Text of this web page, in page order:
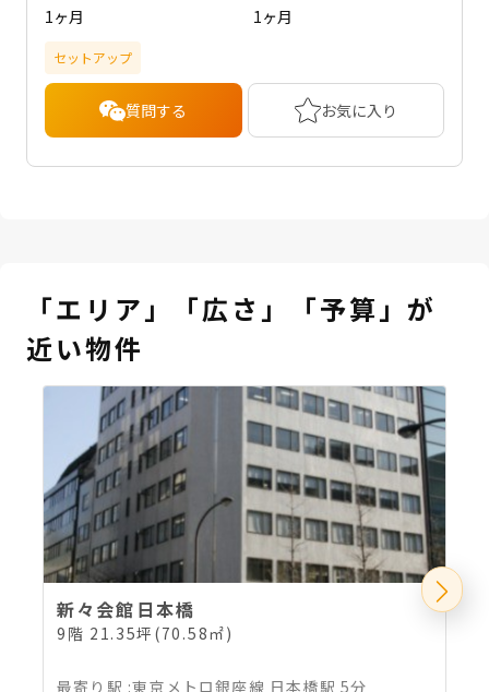
1ヶ月 1ヶ月
セットアップ
質問する お気に入り
「エリア」「広さ」「予算」が
近い物件
新々会館日本橋
9階 21.35坪(70.58㎡)
最寄り駅 :東京メトロ銀座線 日本橋駅 5分